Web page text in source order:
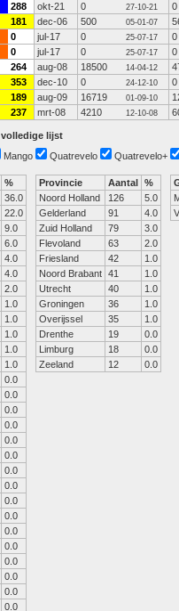
288 okt-21 0 27-10-21 0
181 dec-06 500 05-01-07
0 jul-17 0 25-07-17
0
0 jul-17 0 25-07-17
0
264 aug-08 18500 14-04-12
353 dec-10 0 24-12-10
0
189 aug-09 16719 01-09-10
237 mrt-08 4210 12-10-08
volledige lijst
Mango Quatrevelo Quatrevelo+
%
36.0
22.0
9.0
6.0
4.0
4.0
2.0
1.0
1.0
1.0
1.0
1.0
0.0
0.0
0.0
0.0
0.0
0.0
0.0
0.0
0.0
0.0
0.0
0.0
0.0
0.0
0.0
0.0
Provincie Aantal %
Noord Holland
126
5.0
Gelderland
91
4.0
Zuid Holland
79
3.0
Flevoland
63
2.0
Friesland
42
1.0
Noord Brabant 41
1.0
Utrecht
40
1.0
Groningen
36
1.0
Overijssel
35
1.0
Drenthe
19
0.0
Limburg
18
0.0
Zeeland
12 0.0